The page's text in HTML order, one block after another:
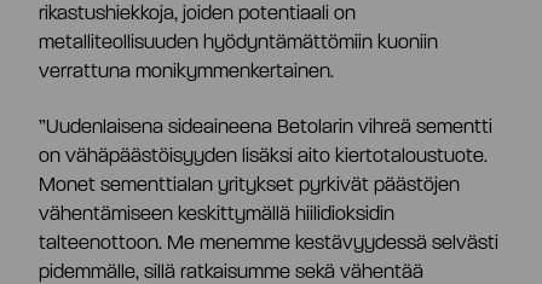
rikastushiekkoja, joiden potentiaali on
metalliteollisuuden hyödyntämättömiin kuoniin
verrattuna monikymmenkertainen.
”Uudenlaisena sideaineena Betolarin vihreä sementti
on vähäpäästöisyyden lisäksi aito kiertotaloustuote.
Monet sementtialan yritykset pyrkivät päästöjen
vähentämiseen keskittymällä hiilidioksidin
talteenottoon. Me menemme kestävyydessä selvästi
pidemmälle, sillä ratkaisumme sekä vähentää